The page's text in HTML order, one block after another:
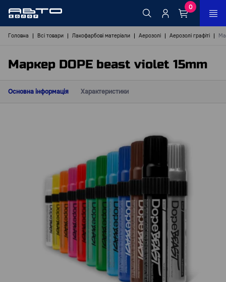
0
Головна Всі товари Лакофарбові матеріали Аерозолі Аерозолі графіті
Маркер DOPE beast violet 15mm
Основна інформація Характеристики